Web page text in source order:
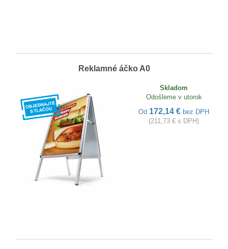
Reklamné áčko A0
Skladom
Odošleme v utorok
Od 172,14 € bez DPH
(211,73 € s DPH)